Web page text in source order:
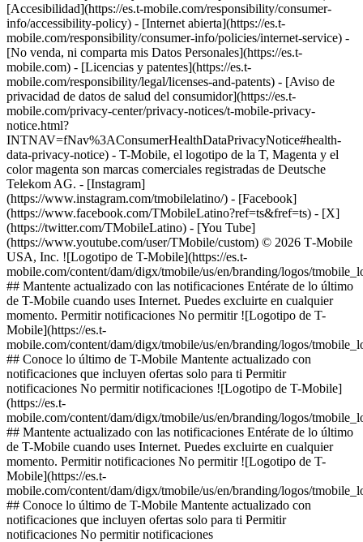
[Accesibilidad](https://es.t-mobile.com/responsibility/consumer-
info/accessibility-policy) - [Internet abierta](https://es.t-
mobile.com/responsibility/consumer-info/policies/internet-service) -
[No venda, ni comparta mis Datos Personales](https://es.t-
mobile.com) - [Licencias y patentes](https://es.t-
mobile.com/responsibility/legal/licenses-and-patents) - [Aviso de
privacidad de datos de salud del consumidor](https://es.t-
mobile.com/privacy-center/privacy-notices/t-mobile-privacy-
notice.html?
INTNAV=fNav%3AConsumerHealthDataPrivacyNotice#health-
data-privacy-notice) - T-Mobile, el logotipo de la T, Magenta y el
color magenta son marcas comerciales registradas de Deutsche
Telekom AG. - [Instagram]
(https://www.instagram.com/tmobilelatino/) - [Facebook]
(https://www.facebook.com/TMobileLatino?ref=ts&fref=ts) - [X]
(https://twitter.com/TMobileLatino) - [You Tube]
(https://www.youtube.com/user/TMobile/custom) © 2026 T‑Mobile
USA, Inc. ![Logotipo de T-Mobile](https://es.t-
mobile.com/content/dam/digx/tmobile/us/en/branding/logos/
## Mantente actualizado con las notificaciones Entérate de lo último
de T-Mobile cuando uses Internet. Puedes excluirte en cualquier
momento. Permitir notificaciones No permitir ![Logotipo de T-
Mobile](https://es.t-
mobile.com/content/dam/digx/tmobile/us/en/branding/logos/
## Conoce lo último de T-Mobile Mantente actualizado con
notificaciones que incluyen ofertas solo para ti Permitir
notificaciones No permitir notificaciones ![Logotipo de T-Mobile]
(https://es.t-
mobile.com/content/dam/digx/tmobile/us/en/branding/logos/
## Mantente actualizado con las notificaciones Entérate de lo último
de T-Mobile cuando uses Internet. Puedes excluirte en cualquier
momento. Permitir notificaciones No permitir ![Logotipo de T-
Mobile](https://es.t-
mobile.com/content/dam/digx/tmobile/us/en/branding/logos/
## Conoce lo último de T-Mobile Mantente actualizado con
notificaciones que incluyen ofertas solo para ti Permitir
notificaciones No permitir notificaciones